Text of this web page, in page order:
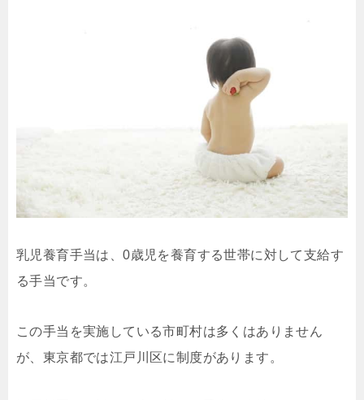
乳児養育手当は、0歳児を養育する世帯に対して支給す
る手当です。
この手当を実施している市町村は多くはありません
が、東京都では江戸川区に制度があります。